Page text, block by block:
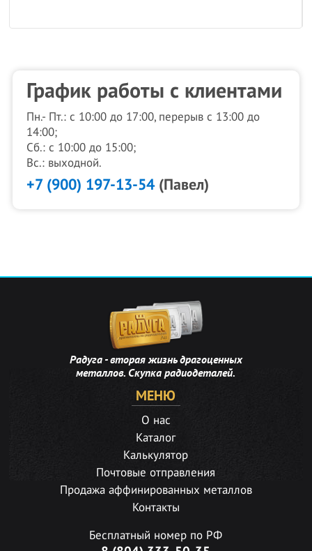
График работы с клиентами
Пн.- Пт.: с 10:00 до 17:00, перерыв с 13:00 до
14:00;
Сб.: с 10:00 до 15:00;
Вс.: выходной.
+7 (900) 197-13-54(Павел)
Радуга - вторая жизнь драгоценных
металлов. Скупка радиодеталей.
МЕНЮ
О нас
Каталог
Калькулятор
Почтовые отправления
Продажа аффинированных металлов
Контакты
Бесплатный номер по РФ